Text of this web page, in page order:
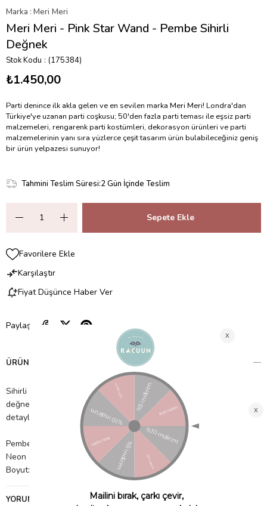
Marka : Meri Meri
Meri Meri - Pink Star Wand - Pembe Sihirli
Değnek
Stok Kodu (175384)
₺1.450,00
Parti denince ilk akla gelen ve en sevilen marka Meri Meri! Londra'dan
Türkiye'ye uzanan parti coşkusu; 50'den fazla parti teması ile eşsiz parti
malzemeleri, rengarenk parti kostümleri, dekorasyon ürünleri ve parti
malzemelerinin yanı sıra yüzlerce çeşit tasarım ürün bulabileceğiniz geniş
bir ürün yelpazesi sunuyor!
Tahmini Teslim Süresi:2 Gün İçinde Teslim
Favorilere Ekle
Karşılaştır
Fiyat Düşünce Haber Ver
Paylaş
ÜRÜN ÖZELLIKLERI
Sihirli maceralardan hoşlanan minikler, bu pembe keçeli yıldız
değneklerine bayılacaklardır. Güzel bir şerit püskül ve ışıltılı
detaylara da sahip!
Pembe keçe
Neon & parlak kurdele püskül
Boyut: 130mm x 450mm x 25mm
YORUMLAR